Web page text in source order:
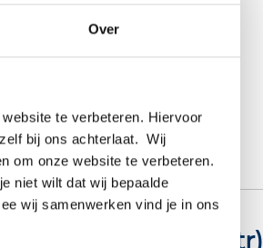
Over
te verbeteren. Hiervoor
bij ons achterlaat. Wij
om onze website te verbeteren.
niet wilt dat wij bepaalde
wij samenwerken vind je in ons
2635(Afh v druktr)